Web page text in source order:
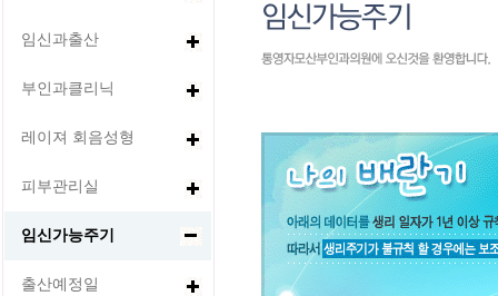
임신과출산
부인과클리닉
레이져 회음성형
피부관리실
임신가능주기
출산예정일